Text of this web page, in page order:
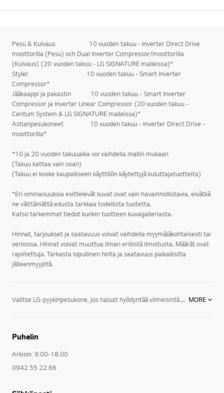
Pesu & Kuivaus 10 vuoden takuu - Inverter Direct Drive
moottorilla (Pesu) och Dual Inverter Compressor/moottorilla
(Kuivaus) (20 vuoden takuu - LG SIGNATURE malleissa)*
Styler 10 vuoden takuu - Smart Inverter
Compressor*
Jääkaappi ja pakastin 10 vuoden takuu - Smart Inverter
Compressor ja Inverter Linear Compressor (20 vuoden takuu -
Centum System & LG SIGNATURE malleissa)*
Astianpesukoneet 10 vuoden takuu - Inverter Direct Drive -
moottorilla*
*10 ja 20 vuoden takuuaika voi vaihdella mallin mukaan
(Takuu kattaa vain osan)
(Takuu ei koske kaupalliseen käyttöön käytettyjä kuluttajatuotteita)
*Eri ominaisuuksia esittelevät kuvat ovat vain havainnollistavia, eivätkä
ne välttämättä edusta tarkkaa todellista tuotetta.
Katso tarkemmat tiedot kunkin tuotteen kuvagalleriasta.
Hinnat, tarjoukset ja saatavuus voivat vaihdella myymäläkohtaisesti tai
verkossa. Hinnat voivat muuttua ilman erillistä ilmoitusta. Määrät ovat
rajoitettuja. Tarkasta lopullinen hinta ja saatavuus paikallisilta
jälleenmyyjiltä.
Valitse LG-pyykinpesukone, jos haluat hyödyntää viimeisintä teknologiaa. Tässä muutamia ominaisuuksia:LG-pyykinpesukoneissa on LG:n patentoima suoravetomoottori, Direct Drive, jossa moottori kiinnitetään suoraan rumpuun. Suoravetomoottorin ansiosta kone on kestävä ja hiljainen. Kuluvia osia, kuten hiiliharjat ja vetohihna, on huomattavasti vähemmän. Moottorille annamme 10 vuoden täystakuun. Jos moottori kaikesta huolimatta rikkoutuu kymmenen vuoden aikana, vaihdamme moottorin kuluitta uuteen. LG True Steam -höyrytoiminnolla varustetuissa pyykinpesukoneissa on mahdollista lisätä normaaliin pesuohjelmaan mukaan höyry. Höyry avaa vaatteiden kuidut, irrottaa lian tehokkaasti ja poistaa epämiellyttäviä hajuja. Höyrytoiminto on mahdollista valita mukaan lähes kaikkiin useimmin käytettäviin ohjelmiin. Allergiaohjelmassa höyry poistaa 99,9% kaikista pölypunkeista ja bakteereista jo 60 asteen lämpötilassa, jolloin se ei ole vaatteille haitallinen. Lisäksi höyry poistaa vaatteista myös siitepölyn, eläinten hilseen ja erilaiset allergeenit.Erilaiset vaatteet sekä materiaalit on hyvä pestä eri tavoin. LG:n suoravetomoottori, Direct Drive, on asennettu suoraan kiinni rumpuun, jolloin rumpua voidaan liikuttaa huomattavasti tehokkaammin ja monipuolisemmin. Käynnistäminen, pysäyttäminen ja suunnanmuutos voidaan suorittaa tarkasti. LG:n pyykinpesukoneiden 6 Motion on kuusi erilaista pesurytmiä, joissa rumpua liikutellaan tehokkaasti ja eri tavoin. 6 Motionin rummun liikkeiden ansiosta saadaan aikaan paras mahdollinen pesutulos, pienellä vesimäärällä ja kohtuullisessa ajassa.LG:n pyykinpesukoneet on suunniteltu samalla huipputeknologialla ja innovaatioilla, jotka saavat kaikki muutkin kodinkoneemme erottumaan edukseen. Tulet huomaamaan, että tyylikkäällä muotoilulla ja lyömättömällä suorituskyvyllä varustetut pyykinpesukoneemme ovat uskomattomia, kun ne ovat käytössä, ja uskomattoman hyvännäköisiä, kun niitä ei käytetä.Ota kaikki irti elämästä! Olitpa sitten uudistamassa keittiökoneitasi, rakentamassa pesuhuonetta tai kalustamassa koko taloa, tutustu LG:n tyylikkäisiin ja innovatiivisiin kodinkoneisiin, jotka sopivat niin elämäntyyliisi kuin kotisi sisustukseenkin.LG:n kodinkoneet jääkaapeista, liesistä, uuneista ja astianpesukoneista pyykinpesukoneisiin, kuivausrumpuihin sekä ilmastointi- ja kosteudenpoistolaitteisiin tarjoavat energiansäästöratkaisuja, jotka on suunniteltu auttamaan sinua tekemään enemmän niitä asioita, joita rakastat.Elämä on helpompaa, kun sinulla on oikeat välineet. Käytä hetki ajastasi tutustumalla hyvin suunniteltuihin LG-kodinkoneisiin, joiden avulla selviydyt kaikesta. MORE
Puhelin
Arkisin: 9:00-18:00
0942 55 22 66